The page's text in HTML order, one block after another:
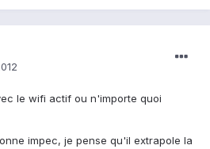
le wifi actif ou n'importe quoi
impec, je pense qu'il extrapole la